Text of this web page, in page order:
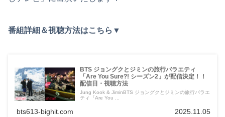
番組詳細＆視聴方法はこちら▼
BTS ジョングクとジミンの旅行バラエティ
「Are You Sure?! シーズン2」が配信決定！！
配信日・視聴方法
Jung Kook & JiminBTS ジョングクとジミンの旅行バラエ
ティ『Are You ...
bts613-bighit.com 2025.11.05